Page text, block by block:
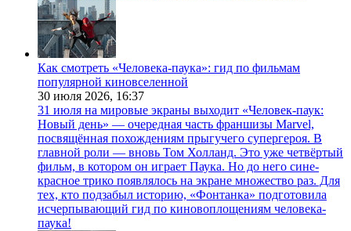
Как смотреть «Человека-паука»: гид по фильмам
популярной киновселенной
30 июля 2026, 16:37
31 июля на мировые экраны выходит «Человек-паук:
Новый день» — очередная часть франшизы Marvel,
посвящённая похождениям прыгучего супергероя. В
главной роли — вновь Том Холланд. Это уже четвёртый
фильм, в котором он играет Паука. Но до него сине-
красное трико появлялось на экране множество раз. Для
тех, кто подзабыл историю, «Фонтанка» подготовила
исчерпывающий гид по киновоплощениям человека-
паука!